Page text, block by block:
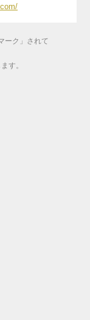
ーク」されて
す。